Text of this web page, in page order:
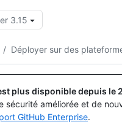
3.15
/ Déployer sur des
plus disponible depuis le
améliorée et de
GitHub Enterprise.